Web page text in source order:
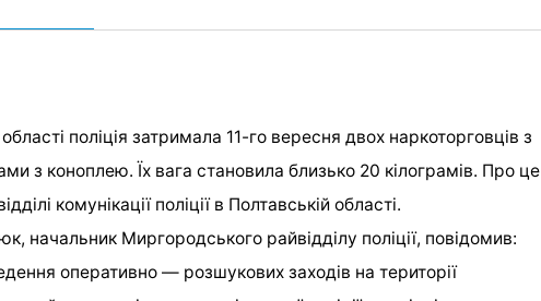
поліція затримала 11-го вересня двох наркоторговців з
з коноплею. Їх вага становила близько 20 кілограмів. Про це
комунікації поліції в Полтавській області.
начальник Миргородського райвідділу поліції, повідомив:
оперативно — розшукових заходів на території